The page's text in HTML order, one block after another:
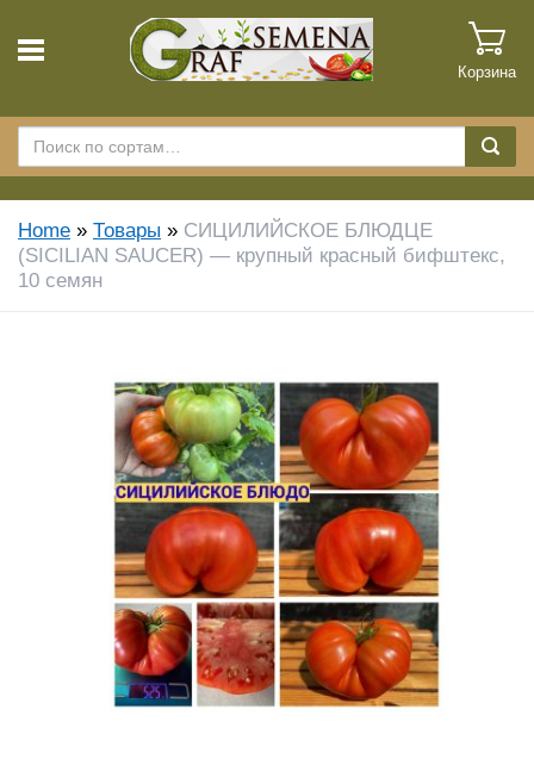
Корзина
Home » Товары » СИЦИЛИЙСКОЕ БЛЮДЦЕ
(SICILIAN SAUCER) — крупный красный бифштекс,
10 семян